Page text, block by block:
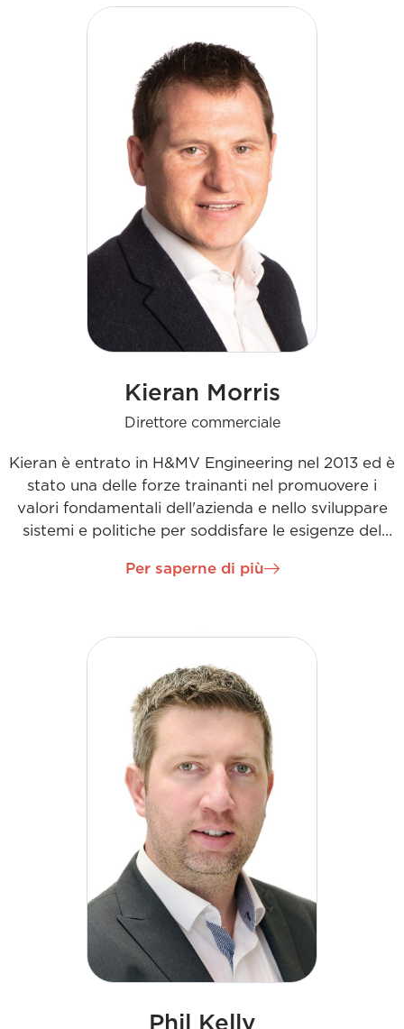
più sedi attraverso un'efficace rendicontazione
previsioni, rischio e conformità e monitoraggio
delle metriche chiave di performance. La chiave
per raggiungere i nostri obiettivi comuni per David
e il team con cui lavora è operare in una cultura di
lavoro di squadra e di supporto alle priorità
aziendali.
Kieran Morris
Direttore commerciale
Kieran è entrato in H&MV Engineering nel 2013 ed è
stato una delle forze trainanti nel promuovere i
valori fondamentali dell'azienda e nello sviluppare
sistemi e politiche per soddisfare le esigenze del
Commercial Officer, Kieran è responsabile della
leader appassionato con una particolare attenzione
alle iniziative di sviluppo dei talenti e delle
competenze commerciali.
Per saperne di più
Phil Kelly